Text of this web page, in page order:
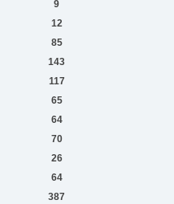
9
12
85
143
117
65
64
70
26
64
387